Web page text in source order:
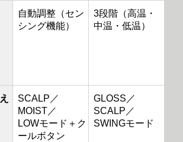
自動調整（セン
シング機能）
3段階（高温・
中温・低温）
SCALP／
MOIST／
LOWモード＋ク
ールボタン
GLOSS／
SCALP／
SWINGモード